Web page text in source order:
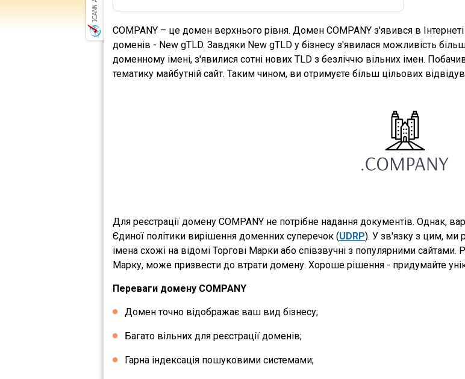
COMPANY – це домен верхнього рівня. Домен COMPANY з'явився в
доменів - New gTLD. Завдяки New gTLD у бізнесу з'явилася можливість
доменному імені, з'явилися сотні нових TLD з безліччю вільних імен.
тематику майбутній сайт. Таким чином, ви отримуєте більш цільових
Для реєстрації домену COMPANY не потрібне надання документів. Однак,
Єдиної політики вирішення доменних суперечок (UDRP). У зв'язку з цим, ми
імена схожі на відомі Торгові Марки або співзвучні з популярними
Марку, може призвести до втрати домену. Хороше рішення - придумайте
Переваги домену COMPANY
Домен точно відображає ваш вид бізнесу;
Багато вільних для реєстрації доменів;
Гарна індексація пошуковими системами;